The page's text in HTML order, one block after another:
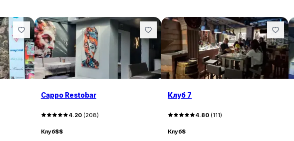
Cappo Restobar
4.20(208)
Клуб$$
Клуб 7
4.80 (111)
Клуб$